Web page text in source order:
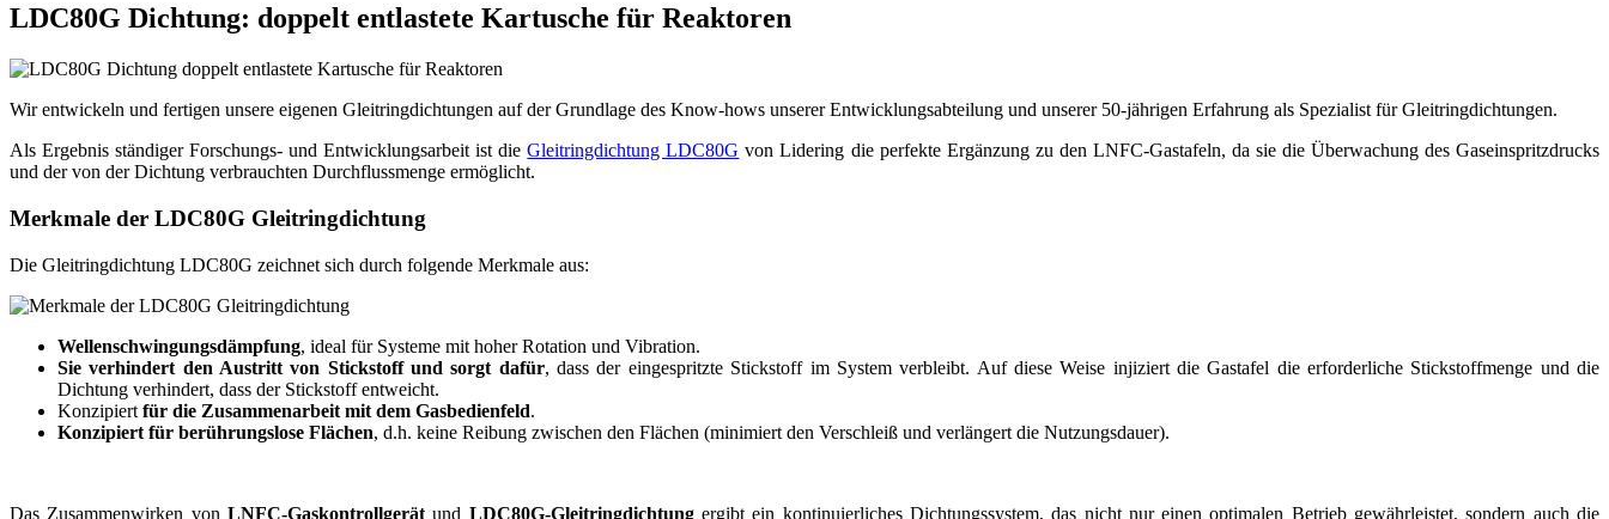
LDC80G Dichtung: doppelt entlastete Kartusche für Reaktoren
Wir entwickeln und fertigen unsere eigenen Gleitringdichtungen auf der Grundlage des Know-hows unserer Entwicklungsabteilung und unserer 50-jährigen Erfahrung als Spezialist für Gleitringdichtungen.
Als Ergebnis ständiger Forschungs- und Entwicklungsarbeit ist dieGleitringdichtung LDC80G von Lidering die perfekte Ergänzung zu den LNFC-Gastafeln, da sie die Überwachung des Gaseinspritzdrucks
und der von der Dichtung verbrauchten Durchflussmenge ermöglicht.
Merkmale der LDC80G Gleitringdichtung
Die Gleitringdichtung LDC80G zeichnet sich durch folgende Merkmale aus:
Wellenschwingungsdämpfung, ideal für Systeme mit hoher Rotation und Vibration.
Sie verhindert den Austritt von Stickstoff und sorgt dafür, dass der eingespritzte Stickstoff im System verbleibt. Auf diese Weise injiziert die Gastafel die erforderliche Stickstoffmenge und die
Dichtung verhindert, dass der Stickstoff entweicht.
Konzipiert für die Zusammenarbeit mit dem Gasbedienfeld.
Konzipiert für berührungslose Flächen, d.h. keine Reibung zwischen den Flächen (minimiert den Verschleiß und verlängert die Nutzungsdauer).
Das Zusammenwirken von LNFC-Gaskontrollgerätund LDC80G-Gleitringdichtungergibt ein kontinuierliches Dichtungssystem, das nicht nur einen optimalen Betrieb gewährleistet, sondern auch die